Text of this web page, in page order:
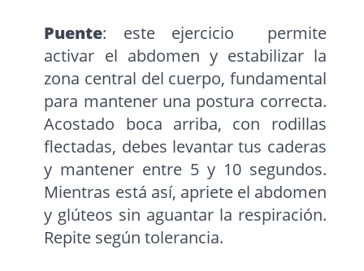
Puente: este ejercicio permite
activar el abdomen y estabilizar la
zona central del cuerpo, fundamental
para mantener una postura correcta.
Acostado boca arriba, con rodillas
flectadas, debes levantar tus caderas
y mantener entre 5 y 10 segundos.
Mientras está así, apriete el abdomen
y glúteos sin aguantar la respiración.
Repite según tolerancia.